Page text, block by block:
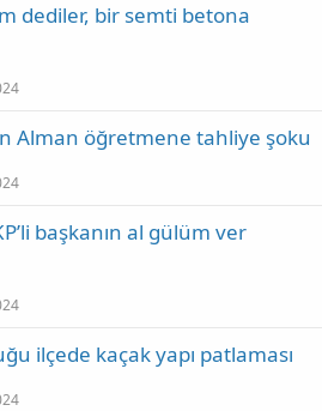
dediler, bir semti betona
Alman öğretmene tahliye şoku
başkanın al gülüm ver
ilçede kaçak yapı patlaması